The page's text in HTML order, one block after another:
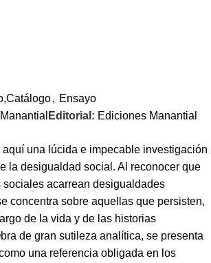
, Ensayo
Editorial: Ediciones Manantial
una lúcida e impecable investigación
la desigualdad social. Al reconocer que
acarrean desigualdades
concentra sobre aquellas que persisten,
de la vida y de las historias
de gran sutileza analítica, se presenta
una referencia obligada en los